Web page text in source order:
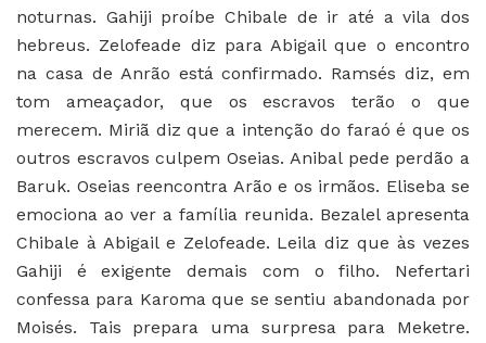
noturnas. Gahiji proíbe Chibale de ir até a vila dos
hebreus. Zelofeade diz para Abigail que o encontro
na casa de Anrão está confirmado. Ramsés diz, em
tom ameaçador, que os escravos terão o que
merecem. Miriã diz que a intenção do faraó é que os
outros escravos culpem Oseias. Anibal pede perdão a
Baruk. Oseias reencontra Arão e os irmãos. Eliseba se
emociona ao ver a família reunida. Bezalel apresenta
Chibale à Abigail e Zelofeade. Leila diz que às vezes
Gahiji é exigente demais com o filho. Nefertari
confessa para Karoma que se sentiu abandonada por
Moisés. Tais prepara uma surpresa para Meketre.